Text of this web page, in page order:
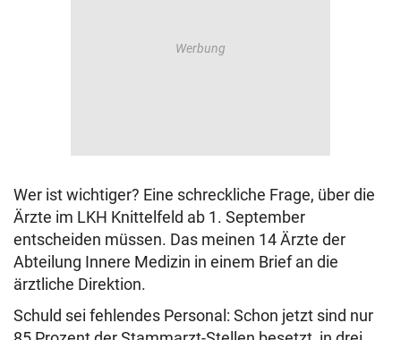
Wer ist wichtiger? Eine schreckliche Frage, über die
Ärzte im LKH Knittelfeld ab 1. September
entscheiden müssen. Das meinen 14 Ärzte der
Abteilung Innere Medizin in einem Brief an die
ärztliche Direktion.
Schuld sei fehlendes Personal: Schon jetzt sind nur